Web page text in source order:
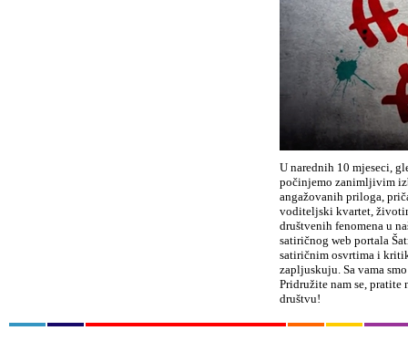
U narednih 10 mjeseci,
počinjemo zanimljivim
angažovanih priloga,
voditeljski kvartet,
društvenih fenomena u
satiričnog web portala
satiričnim osvrtima i
zapljuskuju. Sa vama
Pridružite nam se,
društvu!